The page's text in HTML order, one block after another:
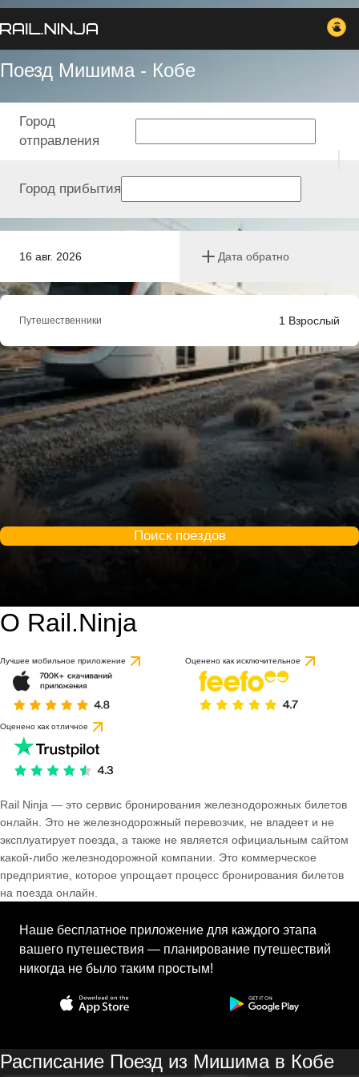
Поезд Мишима - Кобе
16 авг. 2026 Дата обратно
Город
отправления
Город прибытия
Путешественники 1 Взрослый
Поиск поездов
О Rail.Ninja
Лучшее мобильное приложение Оценено как исключительное
Оценено как отличное
Rail Ninja — это сервис бронирования железнодорожных билетов
онлайн. Это не железнодорожный перевозчик, не владеет и не
эксплуатирует поезда, а также не является официальным сайтом
какой-либо железнодорожной компании. Это коммерческое
предприятие, которое упрощает процесс бронирования билетов
на поезда онлайн.
Наше бесплатное приложение для каждого этапа
вашего путешествия — планирование путешествий
никогда не было таким простым!
Расписание Поезд из Мишима в Кобе